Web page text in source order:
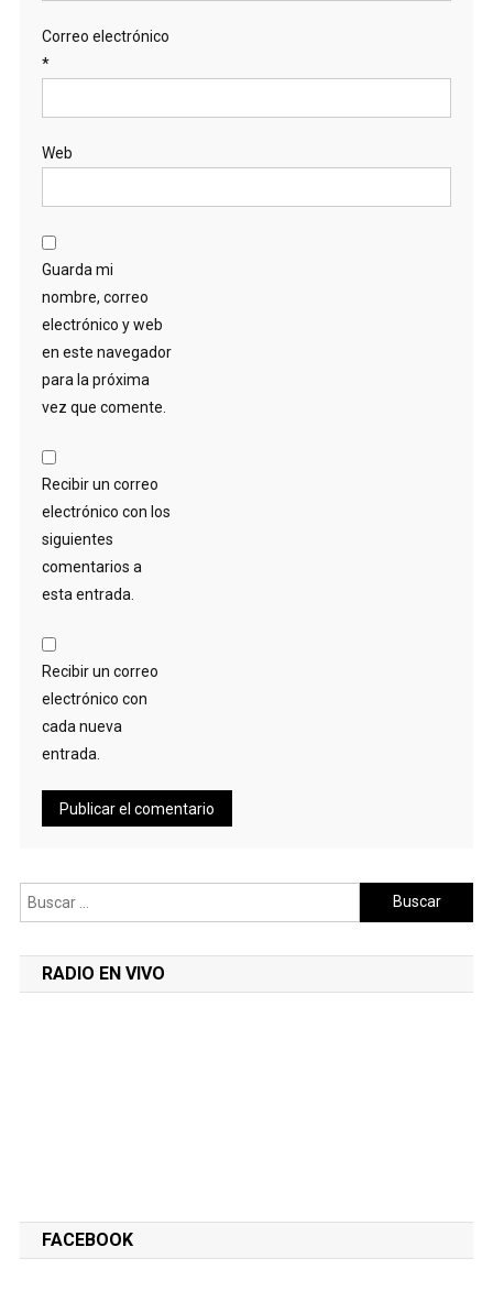
Correo electrónico
*
Web
Guarda mi
nombre, correo
electrónico y web
en este navegador
para la próxima
vez que comente.
Recibir un correo
electrónico con los
siguientes
comentarios a
esta entrada.
Recibir un correo
electrónico con
cada nueva
entrada.
Buscar:
RADIO EN VIVO
FACEBOOK